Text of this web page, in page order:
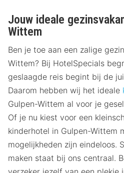
Jouw ideale
Wittem
Ben je toe aan een zalige
Wittem? Bij HotelSpecials
geslaagde reis begint bij de
Daarom hebben wij het ideale
Gulpen-Wittem al voor je
Of je nu kiest voor een
kinderhotel in Gulpen-Wittem
mogelijkheden zijn eindeloos.
maken staat bij ons centraal.